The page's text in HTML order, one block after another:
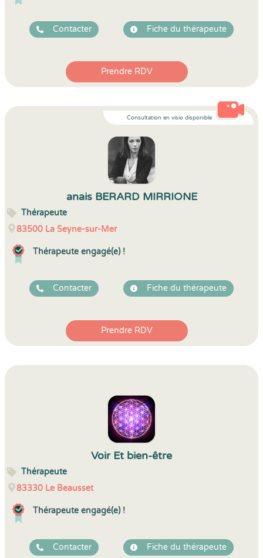
Contacter Fiche du thérapeute
Prendre RDV
Consultation en visio disponible
anais BERARD MIRRIONE
Thérapeute
83500 La Seyne-sur-Mer
Thérapeute engagé(e) !
Contacter Fiche du thérapeute
Prendre RDV
Voir Et bien-être
Thérapeute
83330 Le Beausset
Thérapeute engagé(e) !
Contacter Fiche du thérapeute